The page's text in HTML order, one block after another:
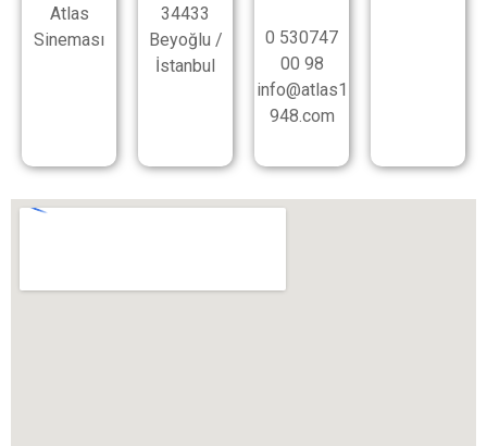
Atlas
Sineması
34433
Beyoğlu /
İstanbul
0 530747
00 98
info@atlas1
948.com